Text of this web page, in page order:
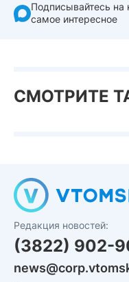
Подписывайтесь на
самое интересное
СМОТРИТЕ
Редакция новостей:
(3822) 902-